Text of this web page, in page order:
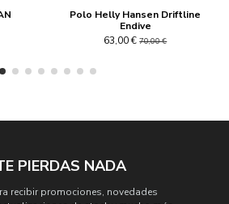
Polo Helly Hansen Driftline
Endive
63,00 €70,00 €
PIERDAS NADA
recibir promociones, novedades